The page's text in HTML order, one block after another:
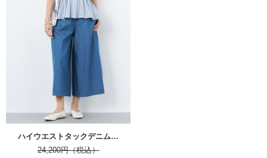
ハイウエストタックデニム…
24,200円（税込）